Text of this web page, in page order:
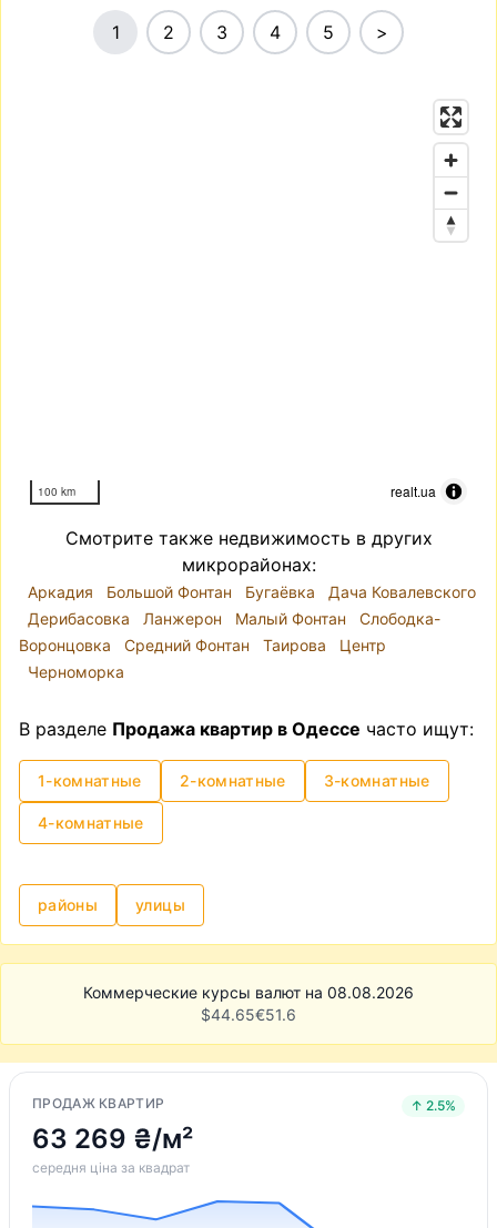
1 2 3 4 5 >
100 km realt.ua
Смотрите также недвижимость в других
микрорайонах:
Аркадия Большой Фонтан Бугаёвка
Дача Ковалевского
Дерибасовка
Ланжерон Малый Фонтан
Слободка-
Воронцовка
Средний Фонтан Таирова
Центр
Черноморка
В разделе Продажа квартир в Одессе часто ищут:
1-комнатные 2-комнатные 3-комнатные
4-комнатные
районы улицы
Коммерческие курсы валют на 08.08.2026
$44.65€51.6
ПРОДАЖ КВАРТИР ↑ 2.5%
63 269 ₴/м²
середня ціна за квадрат